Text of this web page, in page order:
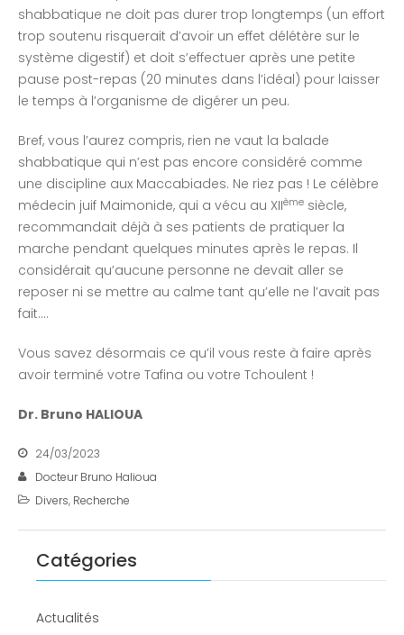
shabbatique ne doit pas durer trop longtemps (un effort
trop soutenu risquerait d’avoir un effet délétère sur le
système digestif) et doit s’effectuer après une petite
pause post-repas (20 minutes dans l’idéal) pour laisser
le temps à l’organisme de digérer un peu.
Bref, vous l’aurez compris, rien ne vaut la balade
shabbatique qui n’est pas encore considéré comme
une discipline aux Maccabiades. Ne riez pas ! Le célèbre
médecin juif Maimonide, qui a vécu au XIIème siècle,
recommandait déjà à ses patients de pratiquer la
marche pendant quelques minutes après le repas. Il
considérait qu’aucune personne ne devait aller se
reposer ni se mettre au calme tant qu’elle ne l’avait pas
fait….
Vous savez désormais ce qu’il vous reste à faire après
avoir terminé votre Tafina ou votre Tchoulent !
Dr. Bruno HALIOUA
24/03/2023
Docteur Bruno Halioua
Divers, Recherche
Catégories
Actualités